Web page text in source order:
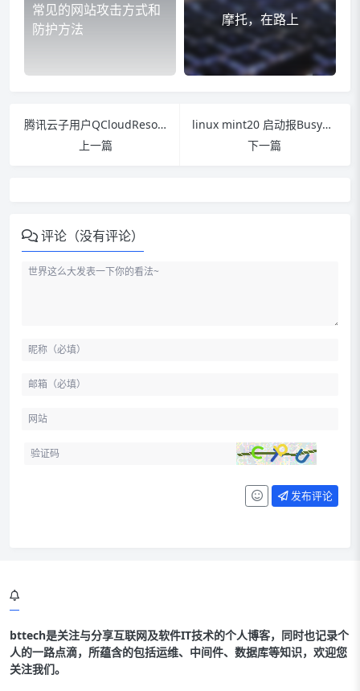
常见的网站攻击方式和
防护方法
摩托，在路上
腾讯云子用户QCloudResourceFullAccess权限无法支付购买CVM的解决方案
上一篇
linux mint20 启动报BusyBoxv1.30.1(Debin 1:1.30.1-4) built-in shell (ash)解决办法
下一篇
评论（没有评论）
发布评论
bttech是关注与分享互联网及软件IT技术的个人博客，同时也记录个
人的一路点滴，所蕴含的包括运维、中间件、数据库等知识，欢迎您
关注我们。